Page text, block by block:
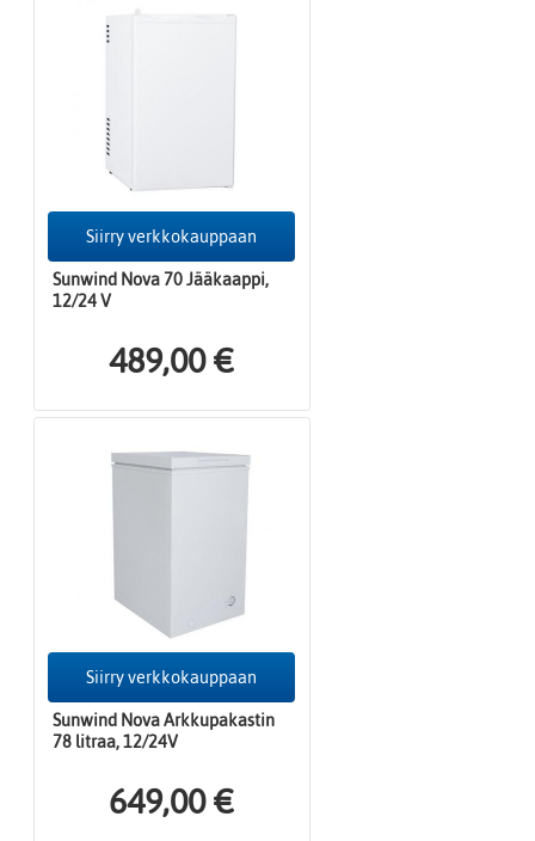
Siirry verkkokauppaan
Sunwind Nova 70 Jääkaappi,
12/24 V
489,00 €
Siirry verkkokauppaan
Sunwind Nova Arkkupakastin
78 litraa, 12/24V
649,00 €